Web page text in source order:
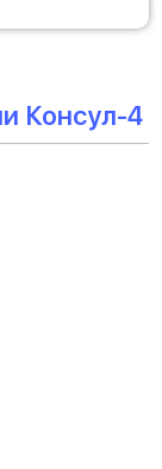
Консул-4